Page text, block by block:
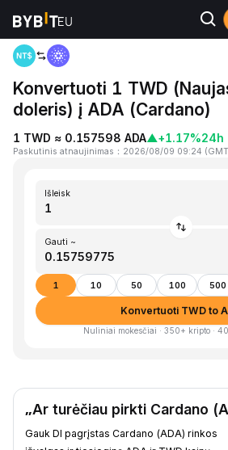
Pagrindinis
Konvertuoti 1 TWD
doleris) į ADA (Cardano)
1 TWD ≈ 0.157598 ADA▲+1.17%24h
Paskutinis atnaujinimas ： 2026/08/09 09:24 (
Išleisk
Gauti ~
1 10 50 100 500
Konvertuoti TWD to
Nuliniai mokesčiai · 350+ kripto ·
„Ar turėčiau pirkti Cardano
Gauk DI pagrįstas Cardano (ADA) rinkos